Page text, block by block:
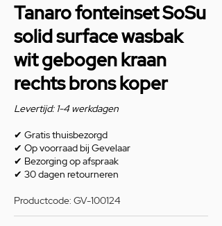
Tanaro fonteinset SoSu
solid surface wasbak
wit gebogen kraan
rechts brons koper
Levertijd: 1-4 werkdagen
✔ Gratis thuisbezorgd
✔ Op voorraad bij Gevelaar
✔ Bezorging op afspraak
✔ 30 dagen retourneren
Productcode: GV-100124